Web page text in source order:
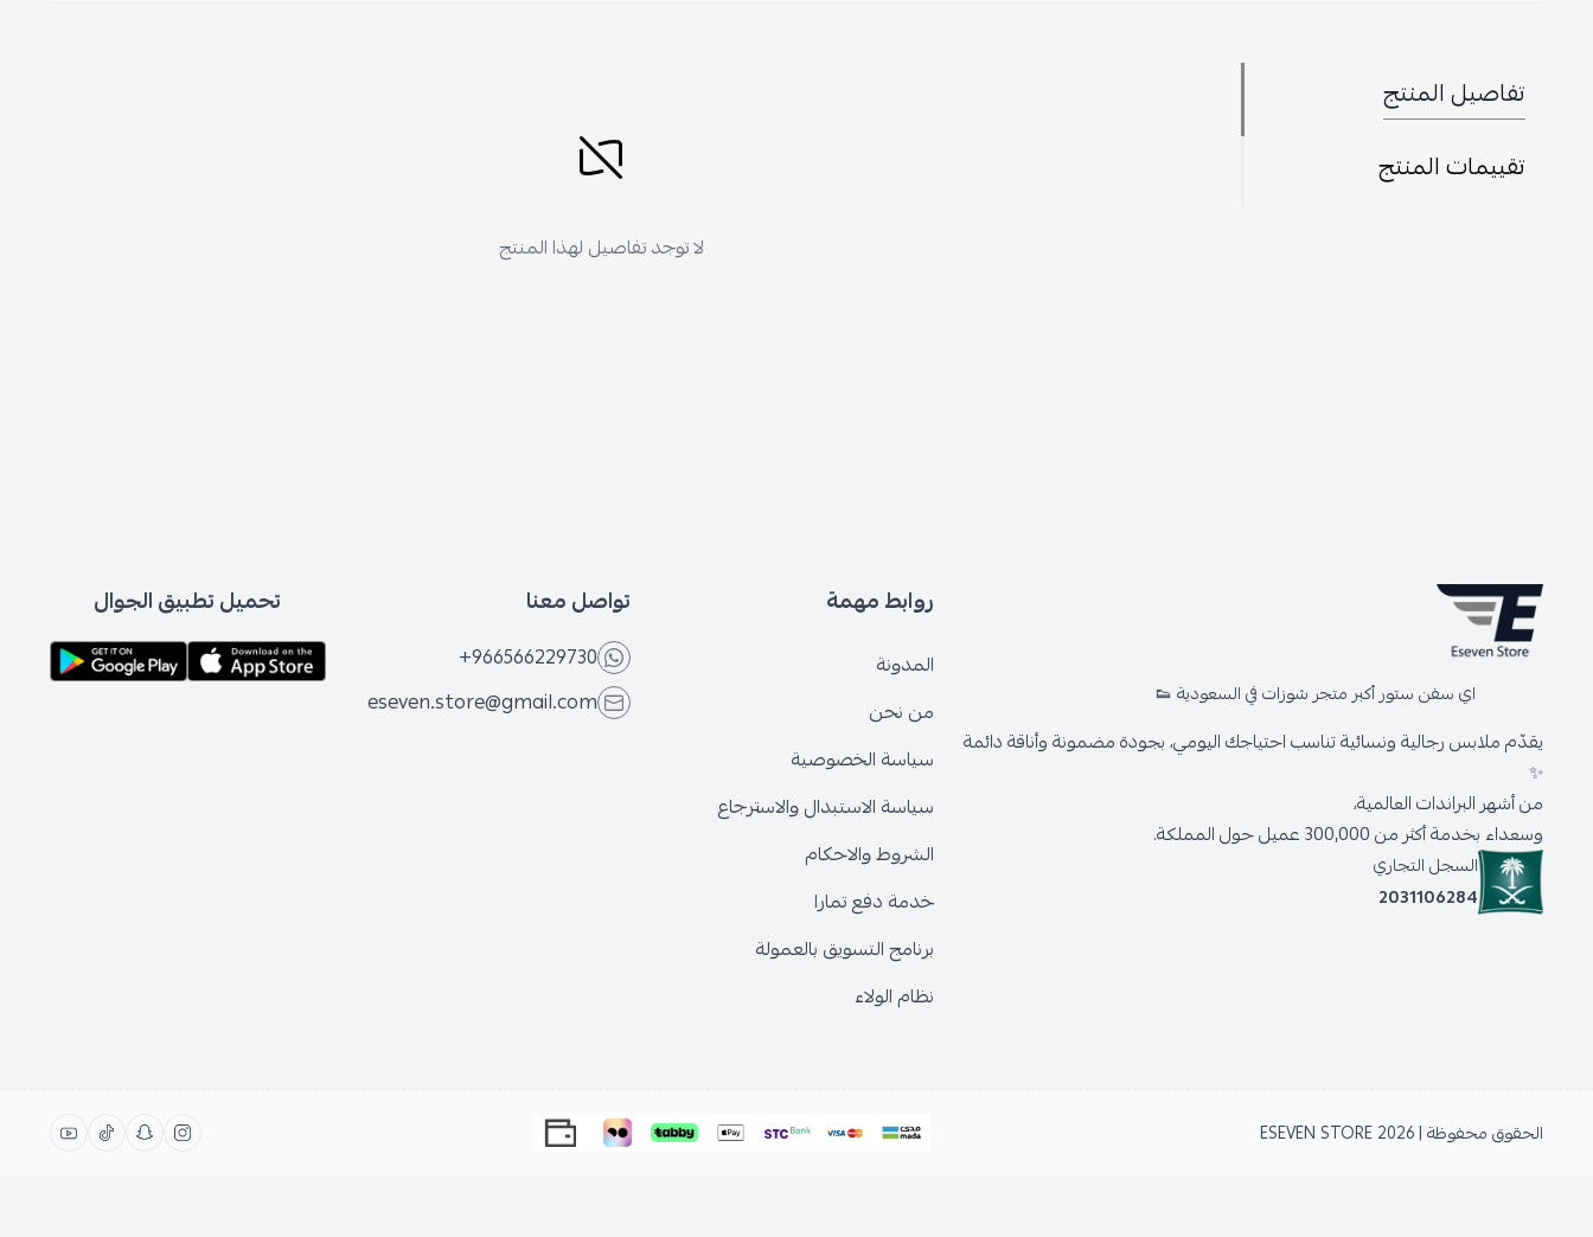
تفاصيل المنتج
تقييمات المنتج
لا توجد تفاصيل لهذا المنتج
اي سفن ستور أكبر متجر شوزات في السعودية 👟
يقدّم ملابس رجالية ونسائية تناسب احتياجك اليومي، بجودة مضمونة وأناقة دائمة
✨
من أشهر البراندات العالمية،
وسعداء بخدمة أكثر من 300,000 عميل حول المملكة.
السجل التجاري
2031106284
روابط مهمة
المدونة
من نحن
سياسة الخصوصية
سياسة الاستبدال والاسترجاع
الشروط والاحكام
خدمة دفع تمارا
برنامج التسويق بالعمولة
نظام الولاء
تواصل معنا
+966566229730
eseven.store@gmail.com
تحميل تطبيق الجوال
الحقوق محفوظة | 2026 ESEVEN STORE